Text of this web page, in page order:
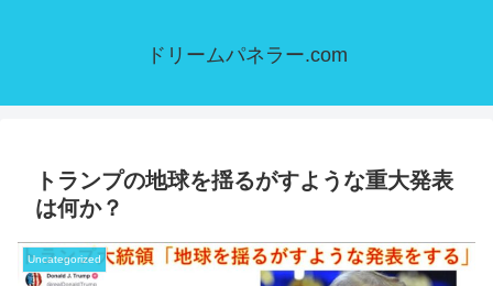
ドリームパネラー.com
トランプの地球を揺るがすような重大発表
は何か？
Uncategorized